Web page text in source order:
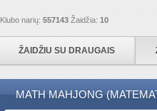
Klubo narių: 557143 Žaidžia: 10
ŽAIDŽIU SU DRAUGAIS
MATH MAHJONG